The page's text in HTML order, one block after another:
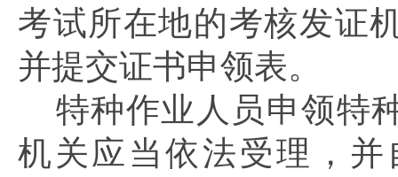
考试所在地的考核发证
并提交证书申领表。
特种作业人员申领特
机关应当依法受理，